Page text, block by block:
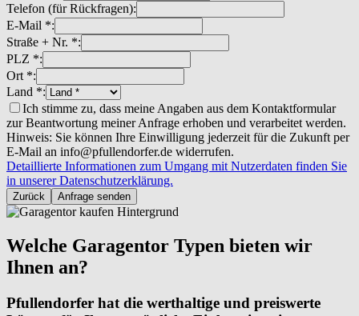
Telefon (für Rückfragen):
E-Mail *:
Straße + Nr. *:
PLZ *:
Ort *:
Land *:
Ich stimme zu, dass meine Angaben aus dem Kontaktformular
zur Beantwortung meiner Anfrage erhoben und verarbeitet werden.
Hinweis: Sie können Ihre Einwilligung jederzeit für die Zukunft per
E-Mail an info@pfullendorfer.de widerrufen.
Detaillierte Informationen zum Umgang mit Nutzerdaten finden Sie
in unserer Datenschutzerklärung.
Zurück Anfrage senden
Welche Garagentor Typen bieten wir
Ihnen an?
Pfullendorfer hat die werthaltige und preiswerte